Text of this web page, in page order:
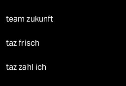
team zukunft
taz frisch
taz zahl ich